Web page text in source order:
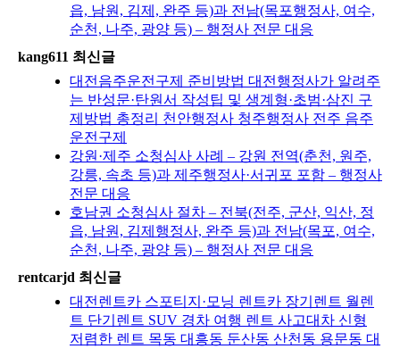
읍, 남원, 김제, 완주 등)과 전남(목포행정사, 여수,
순천, 나주, 광양 등) – 행정사 전문 대응
kang611 최신글
대전음주운전구제 준비방법 대전행정사가 알려주
는 반성문·탄원서 작성팁 및 생계형·초범·삼진 구
제방법 총정리 천안행정사 청주행정사 전주 음주
운전구제
강원·제주 소청심사 사례 – 강원 전역(춘천, 원주,
강릉, 속초 등)과 제주행정사·서귀포 포함 – 행정사
전문 대응
호남권 소청심사 절차 – 전북(전주, 군산, 익산, 정
읍, 남원, 김제행정사, 완주 등)과 전남(목포, 여수,
순천, 나주, 광양 등) – 행정사 전문 대응
rentcarjd 최신글
대전렌트카 스포티지·모닝 렌트카 장기렌트 월렌
트 단기렌트 SUV 경차 여행 렌트 사고대차 신형
저렴한 렌트 목동 대흥동 둔산동 산천동 용문동 대